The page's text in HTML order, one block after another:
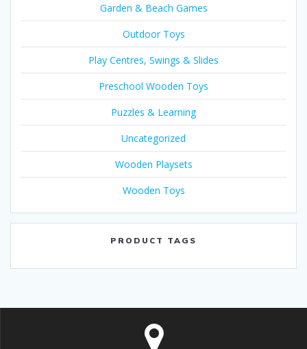
Garden & Beach Games
Outdoor Toys
Play Centres, Swings & Slides
Preschool Wooden Toys
Puzzles & Learning
Uncategorized
Wooden Playsets
Wooden Toys
PRODUCT TAGS